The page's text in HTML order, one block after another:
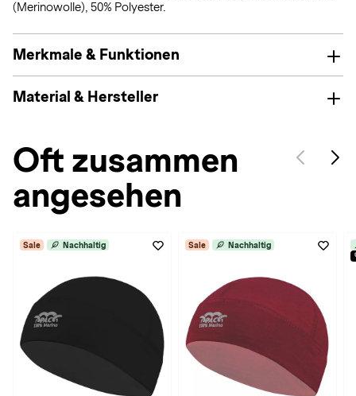
(Merinowolle), 50% Polyester.
Merkmale & Funktionen
Material & Hersteller
Oft zusammen
angesehen
Sale Nachhaltig Sale Nachhaltig